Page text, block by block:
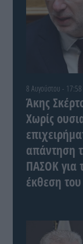
8 Αυγούστου - 17:58
Άκης
Χωρίς
απάντηση
ΠΑΣΟΚ για
έκθεση